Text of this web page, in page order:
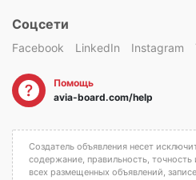
Соцсети
Facebook LinkedIn Instagram
Помощь
avia-board.com/help
Создатель объявления несет
содержание, правильность,
всех размещенных объявлений,